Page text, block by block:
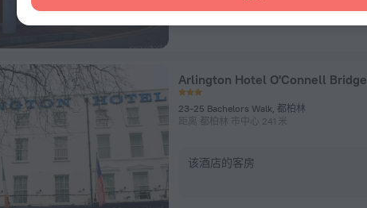
Arlington Hotel O'Connell Bridge
23-25 Bachelors Walk, 都柏林
距离 都柏林 市中心 241 米
该酒店的客房